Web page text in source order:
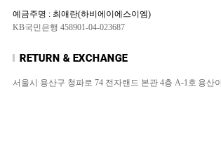
예금주명 : 최애란(하비에이에스이엠)
KB국민은행 458901-04-023687
서울시 용산구 청파로 74 전자랜드 본관 4층 A-1호 용산